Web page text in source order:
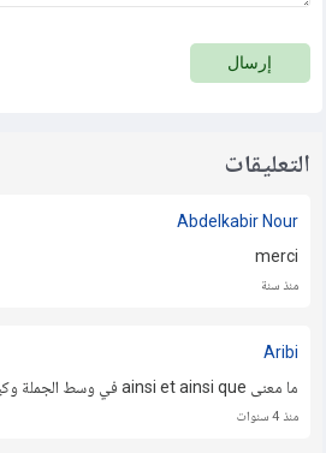
إرسال
التعليقات
Abdelkabir Nour
merci
منذ سنة
Aribi
ما معنى ainsi et ainsi que في وسط الجملة وكيفة توظيفها
منذ 4 سنوات